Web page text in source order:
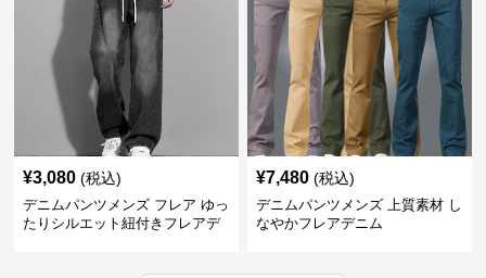
¥3,080 (税込)
デニムパンツメンズ フレア ゆっ
たりシルエット紐付きフレアデ
¥7,480 (税込)
デニムパンツメンズ 上質素材 し
なやかフレアデニム